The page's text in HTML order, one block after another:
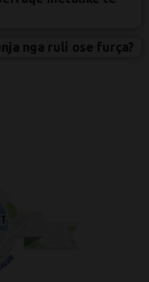
nga ruli ose furça?